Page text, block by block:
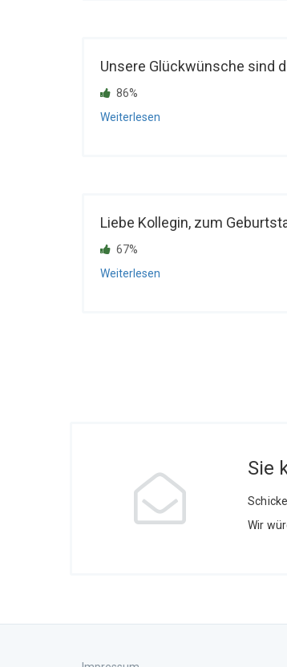
Unsere Glückwünsche sind
86%
Weiterlesen
Liebe Kollegin, zum
67%
Weiterlesen
Sie
Wir